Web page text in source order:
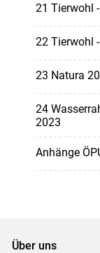
21 Tierwohl
22 Tierwohl
23 Natura
24
2023
Anhänge
Über uns